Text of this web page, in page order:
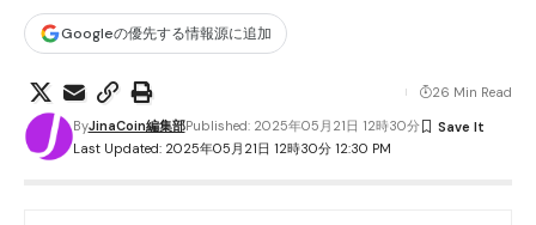
Googleの優先する情報源に追加
Last Updated: 2025年05月21日 12時30分 12:30 PM
ByJinaCoin編集部Published: 2025年05月21日 12時30分
26 Min Read